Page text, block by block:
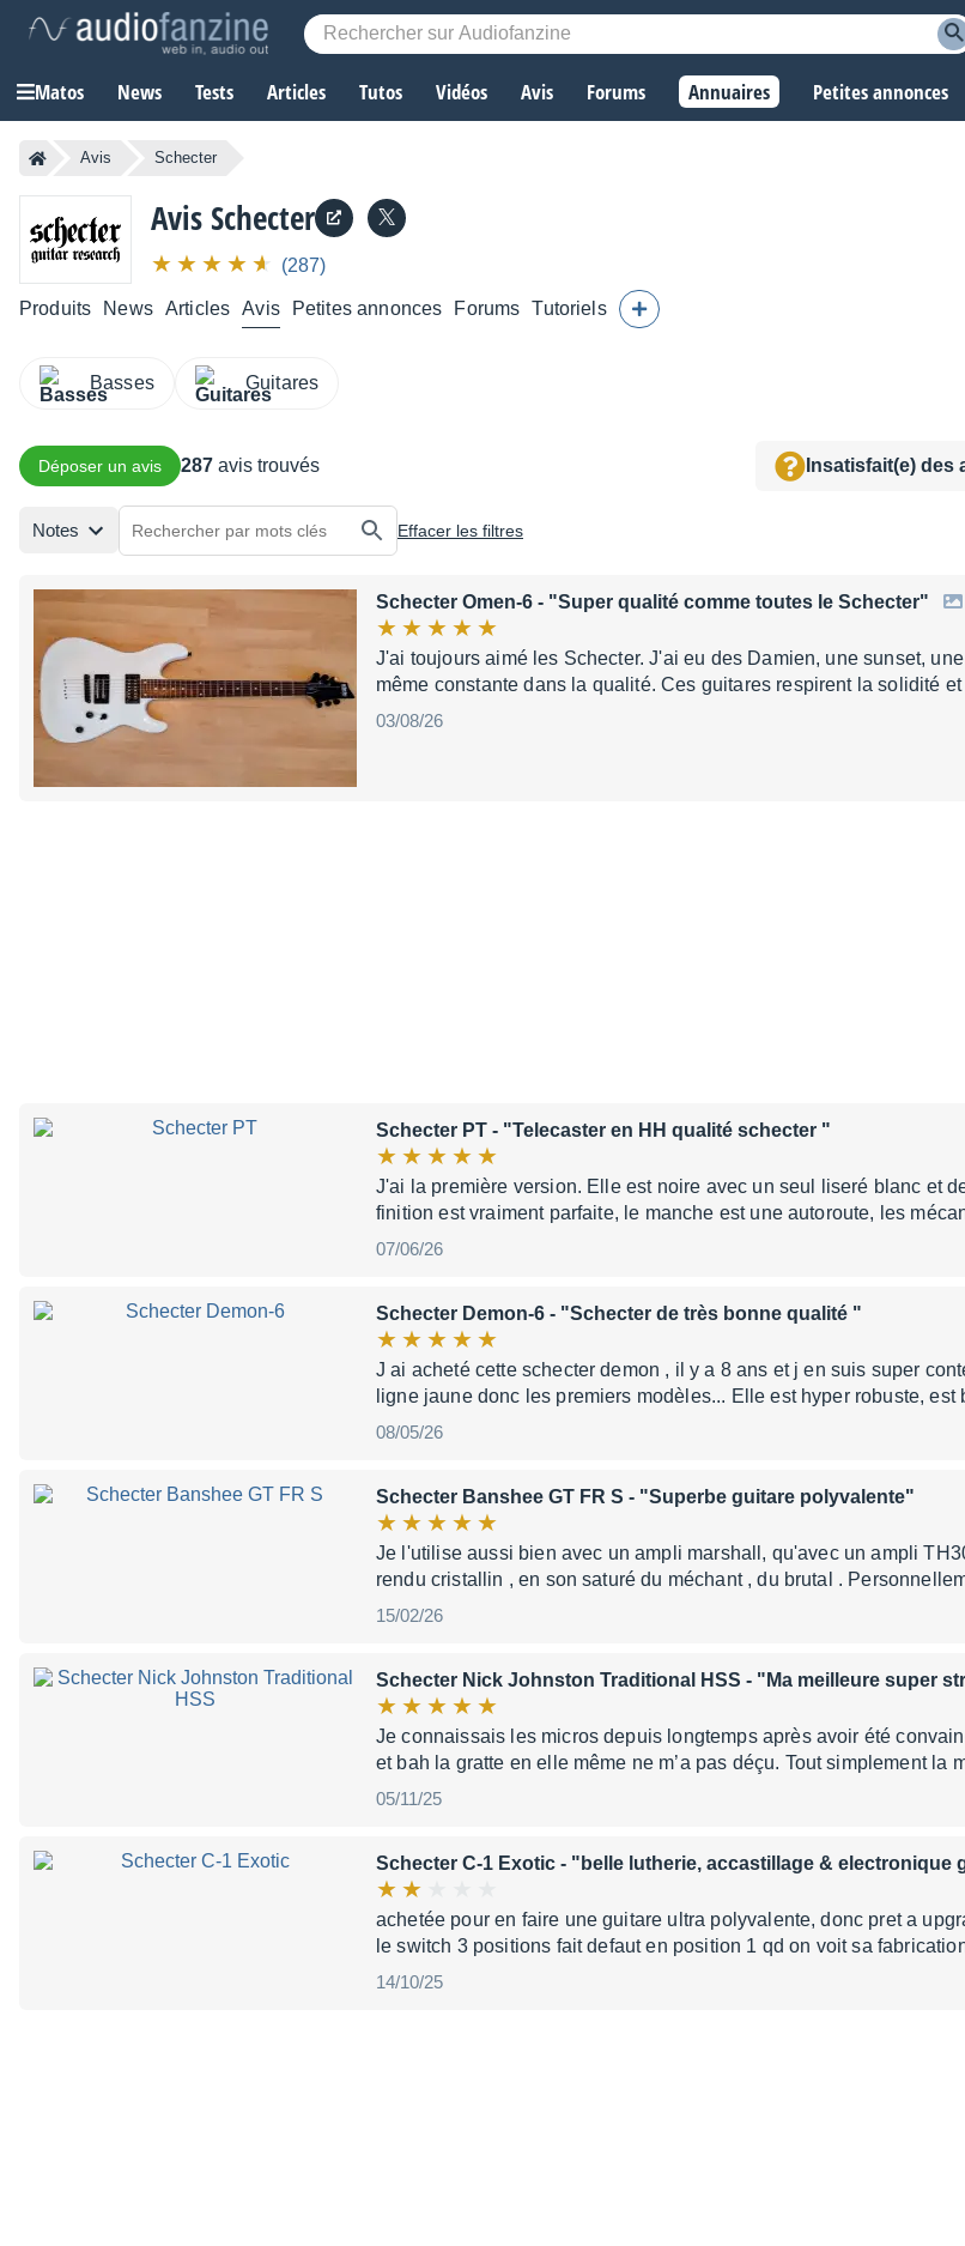
Matos News Tests Articles Tutos Vidéos Avis Forums Annuaires Petites annonces
Avis Schecter
Avis Schecter
(287)
Produits News Articles Avis Petites annonces Forums Tutoriels
Basses Guitares
Déposer un avis 287 avis trouvés Insatisfait(e) des
Notes Effacer les filtres
Schecter Omen-6 - "Super qualité comme toutes le Schecter"
J'ai toujours aimé les Schecter. J'ai eu des Damien, une sunset,
même constante dans la qualité. Ces guitares respirent la solidité
03/08/26
Schecter PT - "Telecaster en HH qualité schecter "
J'ai la première version. Elle est noire avec un seul liseré blanc et
finition est vraiment parfaite, le manche est une autoroute, les
07/06/26
Schecter Demon-6 - "Schecter de très bonne qualité "
J ai acheté cette schecter demon , il y a 8 ans et j en suis super
ligne jaune donc les premiers modèles... Elle est hyper robuste,
08/05/26
Schecter Banshee GT FR S - "Superbe guitare polyvalente"
Je l'utilise aussi bien avec un ampli marshall, qu'avec un ampli
rendu cristallin , en son saturé du méchant , du brutal .
15/02/26
Schecter Nick Johnston Traditional HSS - "Ma meilleure super
Je connaissais les micros depuis longtemps après avoir été
et bah la gratte en elle même ne m’a pas déçu. Tout simplement la
05/11/25
Schecter C-1 Exotic - "belle lutherie, accastillage & electronique
achetée pour en faire une guitare ultra polyvalente, donc pret a
le switch 3 positions fait defaut en position 1 qd on voit sa
14/10/25